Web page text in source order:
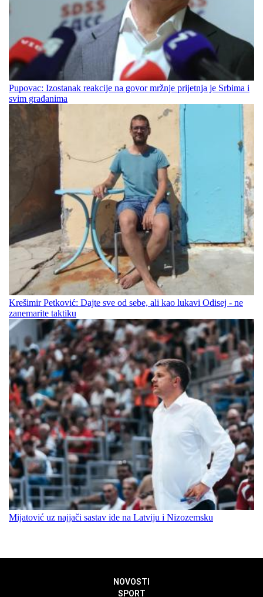
Pupovac: Izostanak reakcije na govor mržnje prijetnja je Srbima i
svim građanima
Krešimir Petković: Dajte sve od sebe, ali kao lukavi Odisej - ne
zanemarite taktiku
Mijatović uz najjači sastav ide na Latviju i Nizozemsku
NOVOSTI
SPORT